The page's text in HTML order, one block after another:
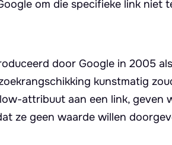
om die specifieke link
door Google in 2005
kunstmatig
attribuut aan een link, geven
ze geen waarde willen